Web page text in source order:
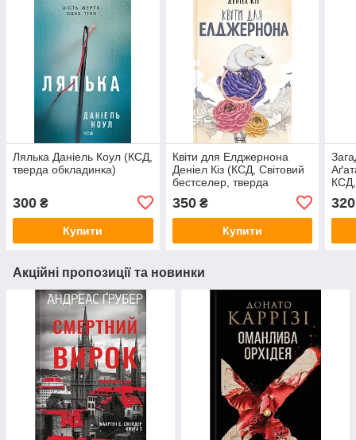
Лялька Даніель Коул (КСД,
тверда обкладинка)
300 ₴
Купити
Квіти для Елджернона
Деніел Кіз (КСД, Світовий
бестселер, тверда
350₴
Купити
КСД,
320
Акційні пропозиції та новинки